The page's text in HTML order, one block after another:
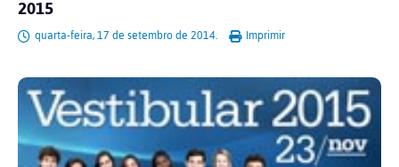
2015
quarta-feira, 17 de setembro de 2014. Imprimir